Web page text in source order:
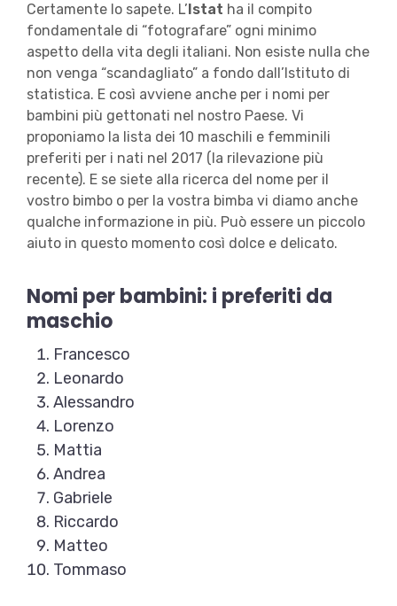
Certamente lo sapete. L’ Istat ha il compito
fondamentale di “fotografare” ogni minimo
aspetto della vita degli italiani. Non esiste nulla che
non venga “scandagliato” a fondo dall’Istituto di
statistica. E così avviene anche per i nomi per
bambini più gettonati nel nostro Paese. Vi
proponiamo la lista dei 10 maschili e femminili
preferiti per i nati nel 2017 (la rilevazione più
recente). E se siete alla ricerca del nome per il
vostro bimbo o per la vostra bimba vi diamo anche
qualche informazione in più. Può essere un piccolo
aiuto in questo momento così dolce e delicato.
Nomi per bambini: i preferiti da
maschio
Francesco
Leonardo
Alessandro
Lorenzo
Mattia
Andrea
Gabriele
Riccardo
Matteo
Tommaso